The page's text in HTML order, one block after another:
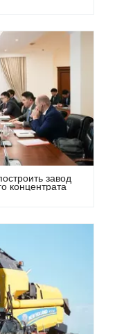
завод
концентрата